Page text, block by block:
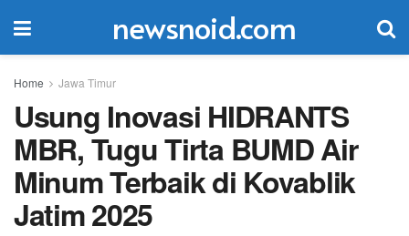
newsnoid.com
Home Jawa Timur
Usung Inovasi HIDRANTS
MBR, Tugu Tirta BUMD Air
Minum Terbaik di Kovablik
Jatim 2025